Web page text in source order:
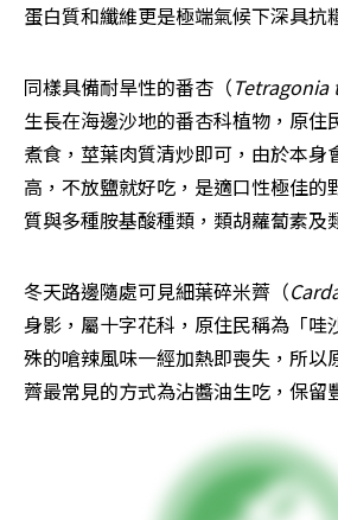
蛋白質和纖維更是極端氣候下深具抗
同樣具備耐旱性的番杏（
生長在海邊沙地的番杏科植物，原住
煮食，莖葉肉質清炒即可，由於本身
高，不放鹽就好吃，是適口性極佳的
質與多種胺基酸種類，類胡蘿蔔素及
冬天路邊隨處可見細葉碎米薺（
身影，屬十字花科，原住民稱為「哇
殊的嗆辣風味一經加熱即喪失，所以
薺最常見的方式為沾醬油生吃，保留